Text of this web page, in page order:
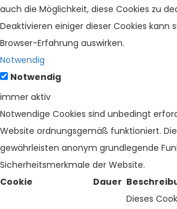
auch die Möglichkeit, diese Cookies zu
Deaktivieren einiger dieser Cookies kann
Browser-Erfahrung auswirken.
Notwendig
Notwendig
immer aktiv
Notwendige Cookies sind unbedingt
Website ordnungsgemäß funktioniert.
gewährleisten anonym grundlegende
Sicherheitsmerkmale der Website.
Cookie
Dauer
Dieses